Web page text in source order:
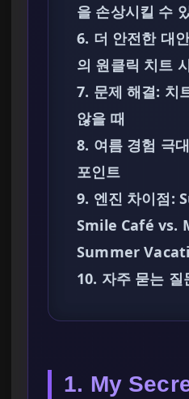
을 손상시킬 수
6. 더 안전한 대
의 원클릭 치트
7. 문제 해결: 치
않을 때
8. 여름 경험 극
포인트
9. 엔진 차이점:
Smile Café vs.
Summer
10. 자주 묻는 질
1. My